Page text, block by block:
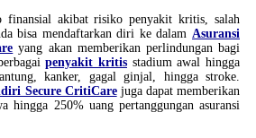
finansial akibat risiko penyakit kritis, salah
bisa mendaftarkan diri ke dalam Asuransi
yang akan memberikan perlindungan bagi
penyakit kritis stadium awal hingga
kanker, gagal ginjal, hingga stroke.
Secure CritiCarejuga dapat memberikan
hingga 250% uang pertanggungan asuransi